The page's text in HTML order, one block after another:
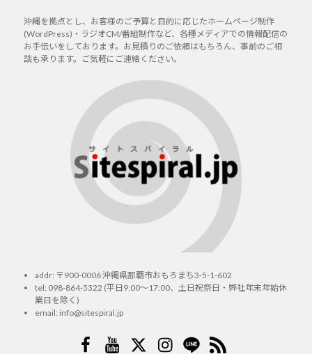
沖縄を拠点とし、お客様のご予算と目的に応じたホームページ制作
(WordPress)・ラジオCM/番組制作など、各種メディアでの情報配信の
お手伝いをしております。お見積りのご依頼はもちろん、事前のご相
談も承ります。ご気軽にご連絡ください。
addr: 〒900-0006 沖縄県那覇市おもろまち3-5-1-602
tel: 098-864-5322 (平日9:00～17:00、土日祝祭日・弊社年末年始休
業日を除く)
email: info@sitespiral.jp
Facebook
YouTube
TwitterInstagram
LINERSS2